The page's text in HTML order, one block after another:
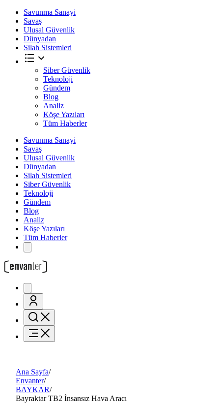
Savunma Sanayi
Savaş
Ulusal Güvenlik
Dünyadan
Silah Sistemleri
Siber Güvenlik
Teknoloji
Gündem
Blog
Analiz
Köşe Yazıları
Tüm Haberler
Savunma Sanayi
Savaş
Ulusal Güvenlik
Dünyadan
Silah Sistemleri
Siber Güvenlik
Teknoloji
Gündem
Blog
Analiz
Köşe Yazıları
Tüm Haberler
Ana Sayfa/
Envanter/
BAYKAR/
Bayraktar TB2 İnsansız Hava Aracı